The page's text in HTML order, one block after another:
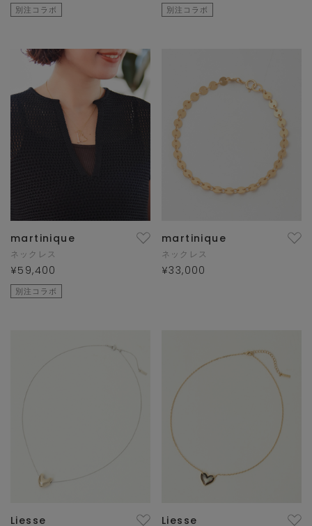
別注コラボ 別注コラボ
martinique
ネックレス
¥59,400
別注コラボ
martinique
ネックレス
¥33,000
Liesse Liesse